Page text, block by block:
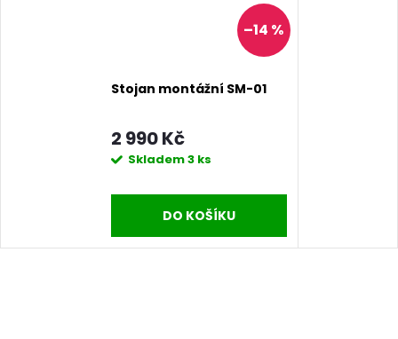
–14 %
Stojan montážní SM-01
2 990 Kč
Skladem3 ks
DO KOŠÍKU